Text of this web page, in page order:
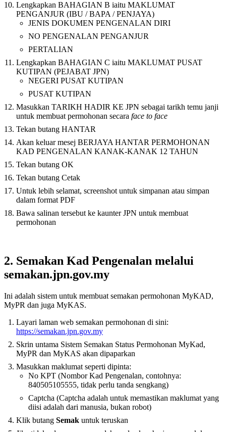
Lengkapkan BAHAGIAN B iaitu MAKLUMAT
PENGANJUR (IBU / BAPA / PENJAYA)
JENIS DOKUMEN PENGENALAN DIRI
NO PENGENALAN PENGANJUR
PERTALIAN
Lengkapkan BAHAGIAN C iaitu MAKLUMAT PUSAT
KUTIPAN (PEJABAT JPN)
NEGERI PUSAT KUTIPAN
PUSAT KUTIPAN
Masukkan TARIKH HADIR KE JPN sebagai tarikh temu janji
untuk membuat permohonan secara face to face
Tekan butang HANTAR
Akan keluar mesej BERJAYA HANTAR PERMOHONAN
KAD PENGENALAN KANAK-KANAK 12 TAHUN
Tekan butang OK
Tekan butang Cetak
Untuk lebih selamat, screenshot untuk simpanan atau simpan
dalam format PDF
Bawa salinan tersebut ke kaunter JPN untuk membuat
permohonan
2. Semakan Kad Pengenalan melalui
semakan.jpn.gov.my
Ini adalah sistem untuk membuat semakan permohonan MyKAD,
MyPR dan juga MyKAS.
Layari laman web semakan permohonan di sini:
https://semakan.jpn.gov.my
Skrin untama Sistem Semakan Status Permohonan MyKad,
MyPR dan MyKAS akan dipaparkan
Masukkan maklumat seperti dipinta:
No KPT (Nombor Kad Pengenalan, contohnya:
840505105555, tidak perlu tanda sengkang)
Captcha (Captcha adalah untuk memastikan maklumat yang
diisi adalah dari manusia, bukan robot)
Klik butang Semak untuk teruskan